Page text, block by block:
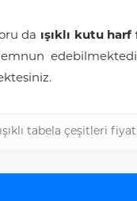
da ışıklı kutu harf
ışıklı tabela çeşitleri